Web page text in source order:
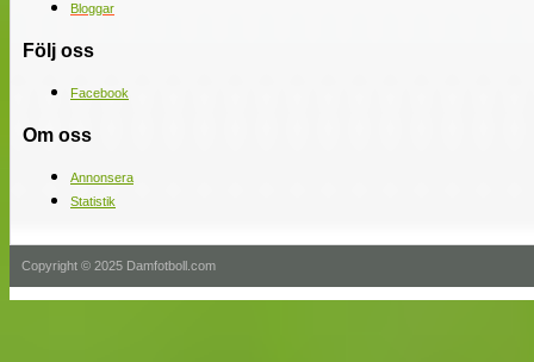
Bloggar
Följ oss
Facebook
Om oss
Annonsera
Statistik
Copyright © 2025 Damfotboll.com